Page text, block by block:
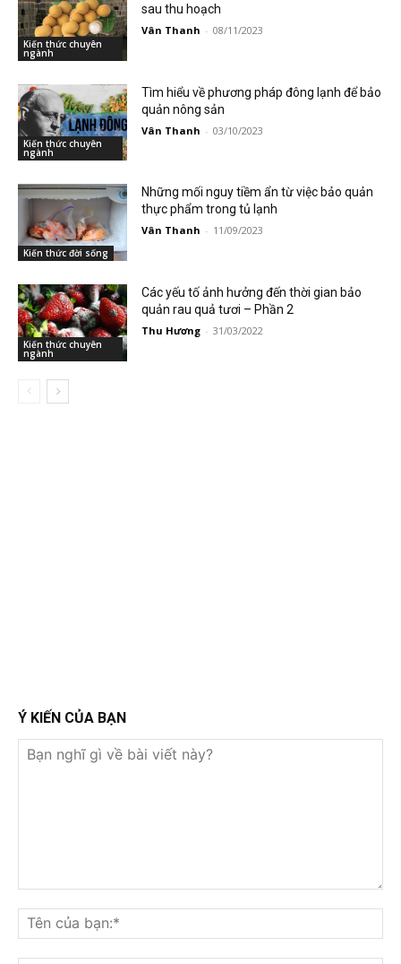
Kiến thức chuyên
ngành
sau thu hoạch
Vân Thanh - 08/11/2023
Kiến thức chuyên
ngành
Tìm hiểu về phương pháp đông lạnh để bảo
quản nông sản
Vân Thanh - 03/10/2023
Kiến thức đời sống
Những mối nguy tiềm ẩn từ việc bảo quản
thực phẩm trong tủ lạnh
Vân Thanh - 11/09/2023
Kiến thức chuyên
ngành
Các yếu tố ảnh hưởng đến thời gian bảo
quản rau quả tươi – Phần 2
Thu Hương - 31/03/2022
Ý KIẾN CỦA BẠN
nghĩ
gì
về